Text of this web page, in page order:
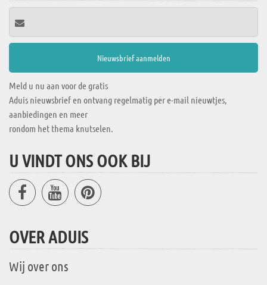
Meld u nu aan voor de gratis
Aduis nieuwsbrief en ontvang regelmatig per e-mail nieuwtjes,
aanbiedingen en meer
rondom het thema knutselen.
U VINDT ONS OOK BIJ
OVER ADUIS
Wij over ons